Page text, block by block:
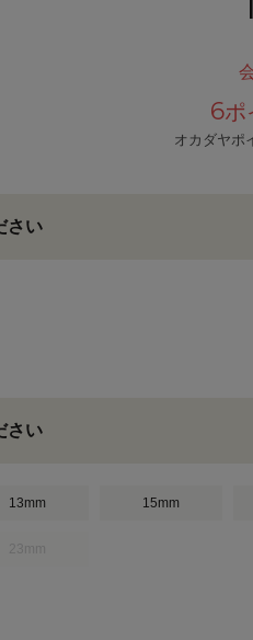
6ポ
オカダヤポ
さい
さい
13mm 15mm